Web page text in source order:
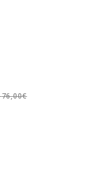
76,00€